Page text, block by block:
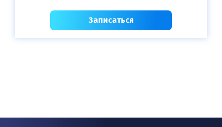
Записаться